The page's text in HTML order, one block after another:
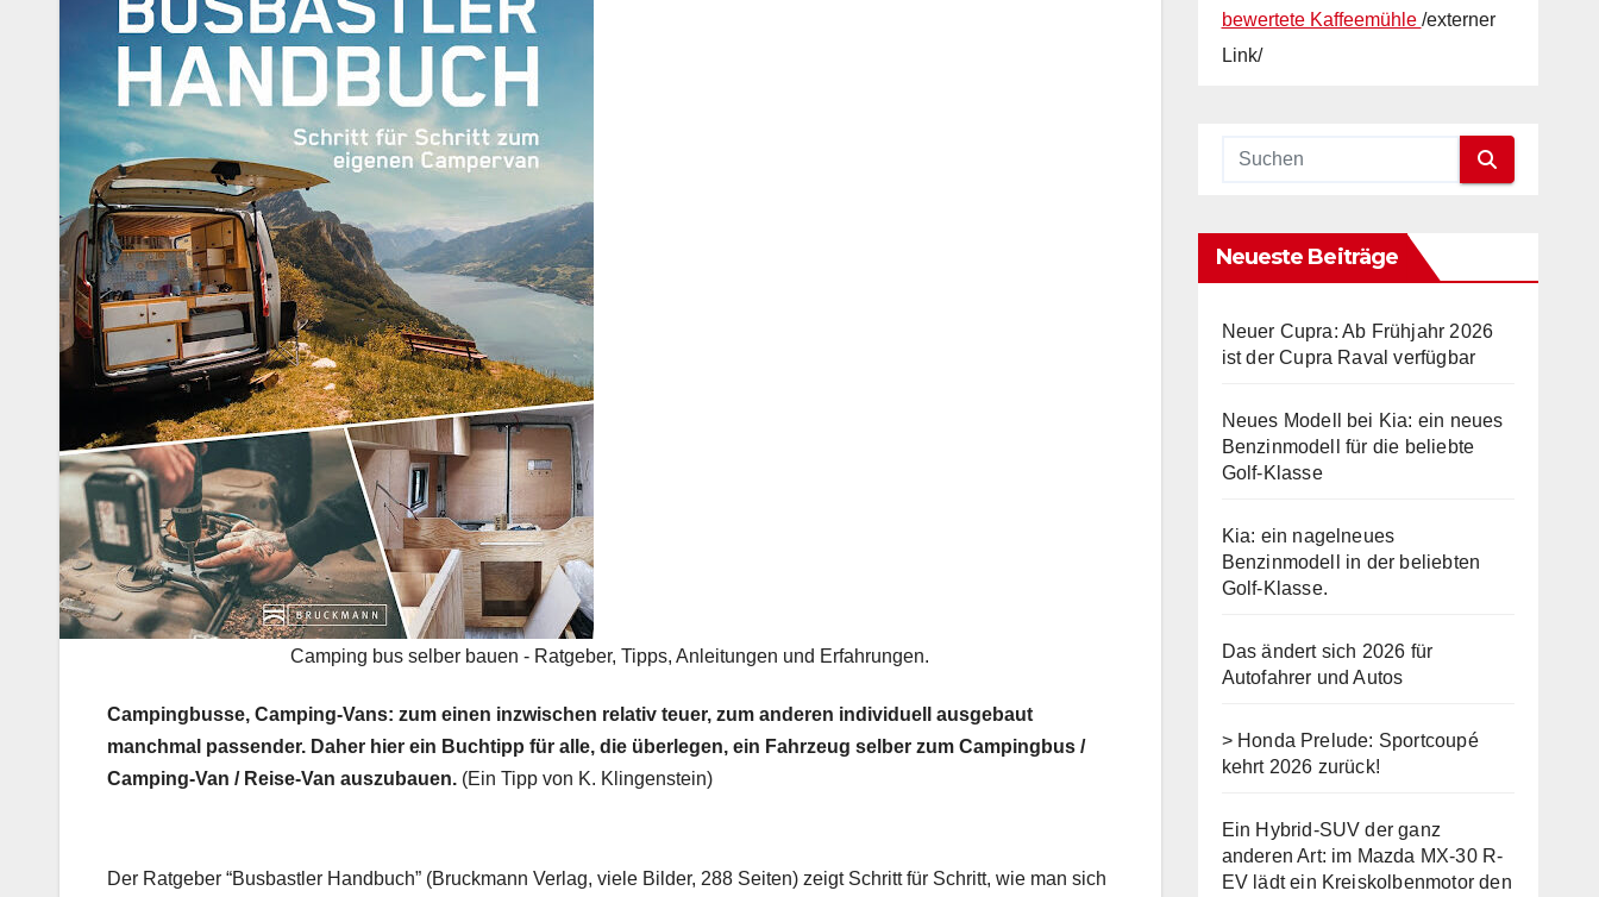
Camping bus selber bauen - Ratgeber, Tipps, Anleitungen und Erfahrungen.
Campingbusse, Camping-Vans: zum einen inzwischen relativ teuer, zum anderen individuell ausgebaut
manchmal passender. Daher hier ein Buchtipp für alle, die überlegen, ein Fahrzeug selber zum Campingbus /
Camping-Van / Reise-Van auszubauen. (Ein Tipp von K. Klingenstein)
Der Ratgeber “Busbastler Handbuch” (Bruckmann Verlag, viele Bilder, 288 Seiten) zeigt Schritt für Schritt, wie man sich
bewertete Kaffeemühle /externer
Link/
Neueste Beiträge
Neuer Cupra: Ab Frühjahr 2026
ist der Cupra Raval verfügbar
Neues Modell bei Kia: ein neues
Benzinmodell für die beliebte
Golf-Klasse
Kia: ein nagelneues
Benzinmodell in der beliebten
Golf-Klasse.
Das ändert sich 2026 für
Autofahrer und Autos
> Honda Prelude: Sportcoupé
kehrt 2026 zurück!
Ein Hybrid-SUV der ganz
anderen Art: im Mazda MX-30 R-
EV lädt ein Kreiskolbenmotor den